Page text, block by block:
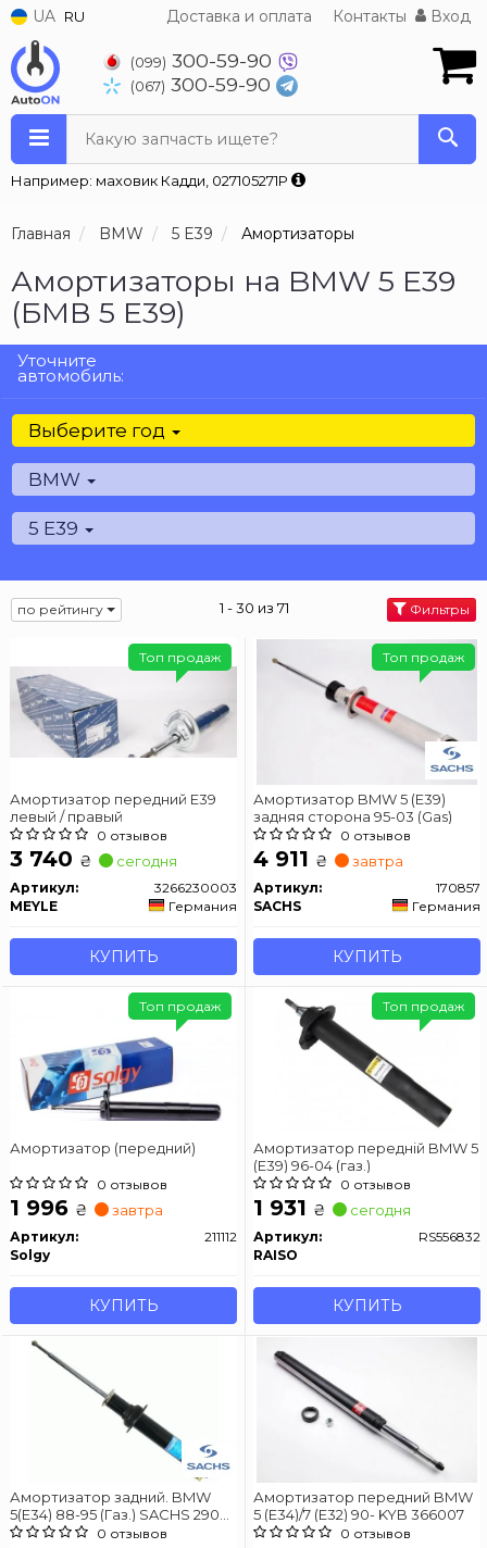
UA RU Доставка и оплата Контакты Вход
(099) 300-59-90
(067) 300-59-90
Какую запчасть ищете?
Например: маховик Кадди, 027105271P
Главная BMW 5 E39 Амортизаторы
Амортизаторы на BMW 5 E39
(БМВ 5 Е39)
Уточните
автомобиль:
Выберите год
BMW
5 E39
по рейтингу 1 - 30 из 71 Фильтры
Амортизатор передний Е39
левый / правый
0 отзывов
3 740 ₴ сегодня
Артикул:
3266230003
MEYLE
Германия
КУПИТЬ
Топ продаж
Амортизатор BMW 5 (E39)
задняя сторона 95-03 (Gas)
0 отзывов
4 911 ₴ завтра
Артикул:
170857
SACHS
Германия
КУПИТЬ
Топ продаж
Амортизатор (передний)
0 отзывов
1 996 ₴ завтра
Артикул:
211112
Solgy
КУПИТЬ
Топ продаж
Амортизатор передній BMW 5
(E39) 96-04 (газ.)
0 отзывов
1 931 ₴ сегодня
Артикул:
RS556832
RAISO
КУПИТЬ
Топ продаж
Амортизатор задний. BMW
5(E34) 88-95 (Газ.) SACHS 290
275
0 отзывов
Амортизатор передний BMW
5 (E34)/7 (E32) 90- KYB 366007
0 отзывов